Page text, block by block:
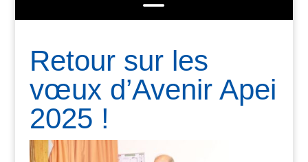
Retour sur les
vœux d’Avenir Apei
2025 !